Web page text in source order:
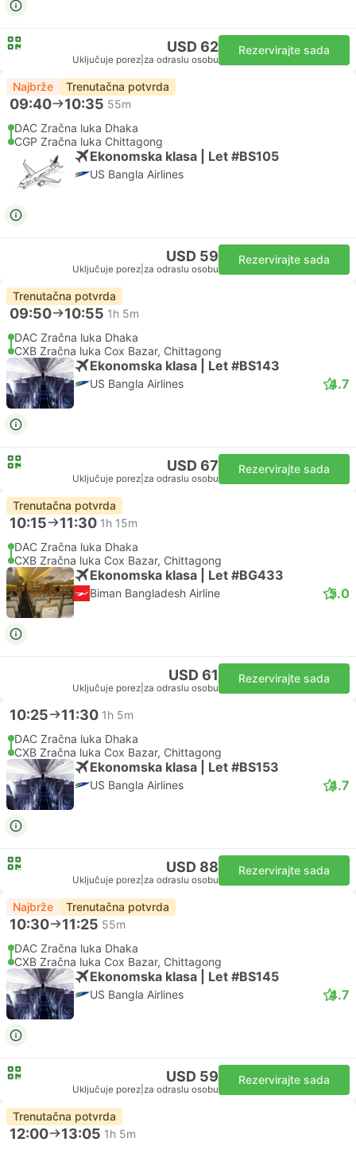
USD 62
Uključuje porez za odraslu osobu
Rezervirajte sada
Najbrže Trenutačna potvrda
09:40 10:35 55m
DAC Zračna luka Dhaka
CGP Zračna luka Chittagong
Ekonomska klasa | Let #BS105
US Bangla Airlines
USD 59
Uključuje porez za odraslu osobu
Rezervirajte sada
Trenutačna potvrda
09:50 10:55 1h 5m
DAC Zračna luka Dhaka
CXB Zračna luka Cox Bazar, Chittagong
Ekonomska klasa | Let #BS143
US Bangla Airlines 4.7
USD 67
Uključuje porez za odraslu osobu
Rezervirajte sada
Trenutačna potvrda
10:15 11:30 1h 15m
DAC Zračna luka Dhaka
CXB Zračna luka Cox Bazar, Chittagong
Ekonomska klasa | Let #BG433
Biman Bangladesh Airline 5.0
USD 61
Uključuje porez za odraslu osobu
Rezervirajte sada
10:25 11:30 1h 5m
DAC Zračna luka Dhaka
CXB Zračna luka Cox Bazar, Chittagong
Ekonomska klasa | Let #BS153
US Bangla Airlines 4.7
USD 88
Uključuje porez za odraslu osobu
Rezervirajte sada
Najbrže Trenutačna potvrda
10:30 11:25 55m
DAC Zračna luka Dhaka
CXB Zračna luka Cox Bazar, Chittagong
Ekonomska klasa | Let #BS145
US Bangla Airlines 4.7
USD 59
Uključuje porez za odraslu osobu
Rezervirajte sada
Trenutačna potvrda
12:00 13:05 1h 5m